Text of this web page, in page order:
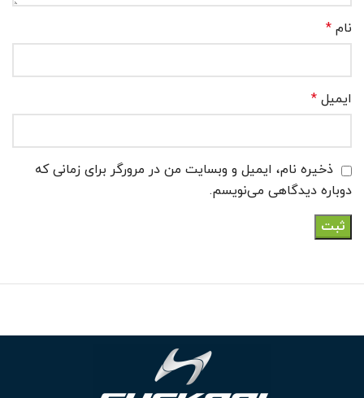
نام *
ایمیل *
ذخیره نام، ایمیل و وبسایت من در مرورگر برای زمانی که
دوباره دیدگاهی می‌نویسم.